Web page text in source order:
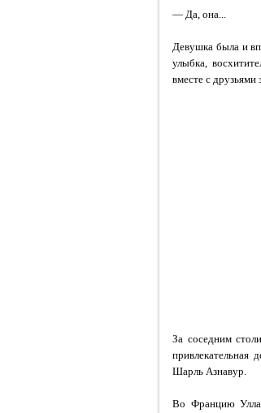
— Да, она...
Девушка была и
улыбка,
вместе с друзьями
За соседним
Шарль Азнавур.
Во Францию Улла